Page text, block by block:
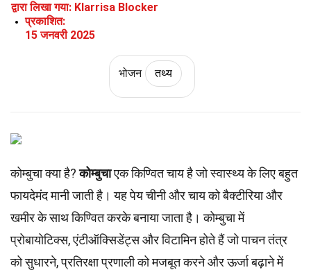
द्वारा लिखा गया: Klarrisa Blocker
प्रकाशित:
15 जनवरी 2025
भोजन तथ्य
कोम्बुचा क्या है?कोम्बुचाएक किण्वित चाय है जो स्वास्थ्य के लिए बहुत
फायदेमंद मानी जाती है। यह पेय चीनी और चाय को बैक्टीरिया और
खमीर के साथ किण्वित करके बनाया जाता है। कोम्बुचा में
प्रोबायोटिक्स, एंटीऑक्सिडेंट्स और विटामिन होते हैं जो पाचन तंत्र
को सुधारने, प्रतिरक्षा प्रणाली को मजबूत करने और ऊर्जा बढ़ाने में